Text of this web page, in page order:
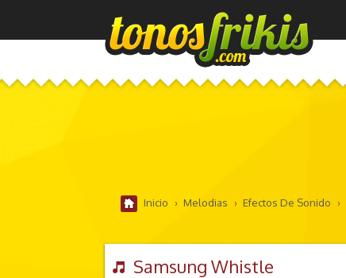
Inicio › Melodias › Efectos De Sonido ›
Samsung Whistle